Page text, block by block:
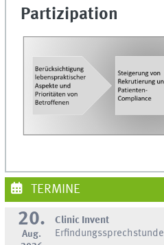
Partizipation
TERMINE
20.
Aug.
Clinic Invent
Erfindungssprechstunde